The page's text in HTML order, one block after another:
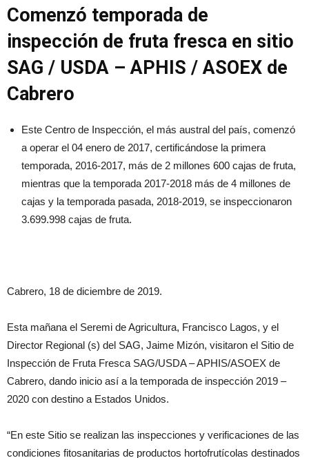
Comenzó temporada de
inspección de fruta fresca en sitio
SAG / USDA – APHIS / ASOEX de
Cabrero
Este Centro de Inspección, el más austral del país, comenzó
a operar el 04 enero de 2017, certificándose la primera
temporada, 2016-2017, más de 2 millones 600 cajas de fruta,
mientras que la temporada 2017-2018 más de 4 millones de
cajas y la temporada pasada, 2018-2019, se inspeccionaron
3.699.998 cajas de fruta.
Cabrero, 18 de diciembre de 2019.
Esta mañana el Seremi de Agricultura, Francisco Lagos, y el
Director Regional (s) del SAG, Jaime Mizón, visitaron el Sitio de
Inspección de Fruta Fresca SAG/USDA – APHIS/ASOEX de
Cabrero, dando inicio así a la temporada de inspección 2019 –
2020 con destino a Estados Unidos.
“En este Sitio se realizan las inspecciones y verificaciones de las
condiciones fitosanitarias de productos hortofrutícolas destinados